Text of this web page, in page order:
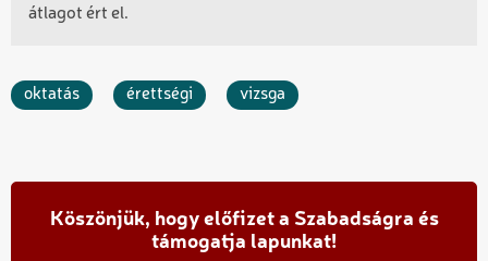
átlagot ért el.
oktatás érettségi vizsga
Köszönjük, hogy előfizet a Szabadságra és
támogatja lapunkat!